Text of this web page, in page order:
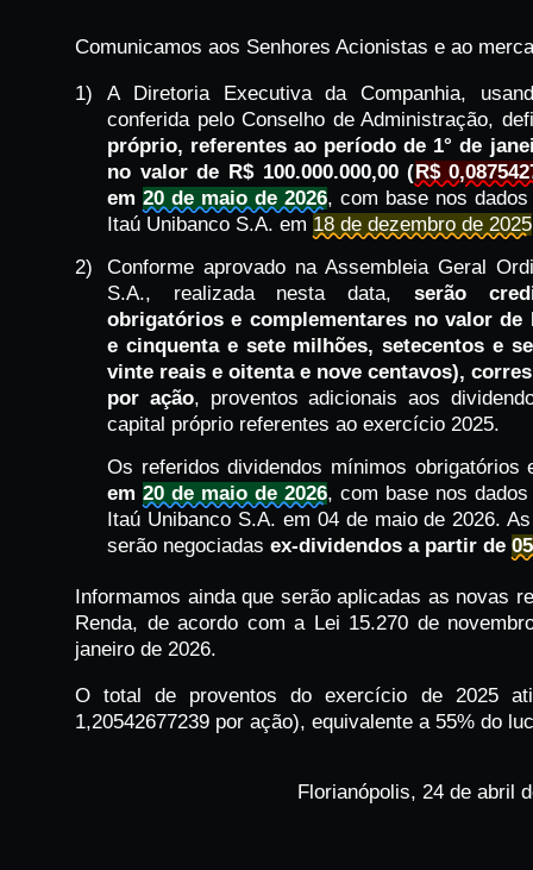
Comunicamos aos Senhores Acionistas e ao
1)
A Diretoria Executiva da Companhia,
conferida pelo Conselho de Administração,
próprio, referentes ao período de 1° de
no valor de R$ 100.000.000,00 (R$
em 20 de maio de 2026, com base nos
Itaú Unibanco S.A. em 18 de dezembro de 2025
2)
Conforme aprovado na Assembleia Geral
S.A., realizada nesta data, serão
obrigatórios e complementares no valor de
e cinquenta e sete milhões, setecentos e
vinte reais e oitenta e nove centavos),
por ação, proventos adicionais aos
capital próprio referentes ao exercício 2025.
Os referidos dividendos mínimos obrigatórios
em 20 de maio de 2026, com base nos
Itaú Unibanco S.A. em 04 de maio de 2026.
serão negociadas ex-dividendos a partir de
Informamos ainda que serão aplicadas as novas
Renda, de acordo com a Lei 15.270 de
janeiro de 2026.
O total de proventos do exercício de 2025
1,20542677239 por ação), equivalente a 55% do
Florianópolis, 24 de abril